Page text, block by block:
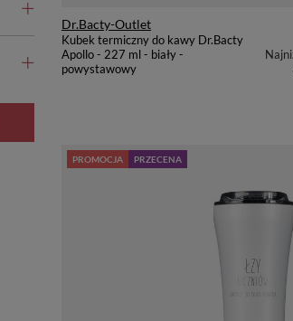
Dr.Bacty-Outlet
Kubek termiczny do kawy Dr.Bacty
Apollo - 227 ml - biały -
powystawowy
PROMOCJA PRZECENA